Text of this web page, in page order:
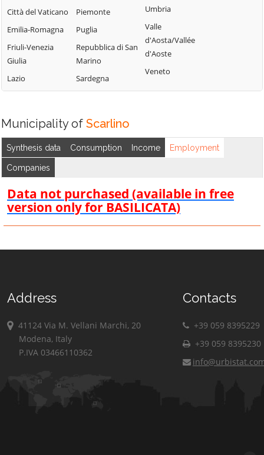
Città del Vaticano
Emilia-Romagna
Friuli-Venezia
Giulia
Lazio
Piemonte
Puglia
Repubblica di San
Marino
Sardegna
Umbria
Valle
d'Aosta/Vallée
d'Aoste
Veneto
Municipality of Scarlino
Synthesis data Consumption Income Employment
Companies
Data not purchased (available in free
version only for BASILICATA)
Address
41124 Via M. Vellani Marchi, 20
Modena, Italy
P.IVA 03466110362
Contacts
+39 059 8395229
+39 059 8395230